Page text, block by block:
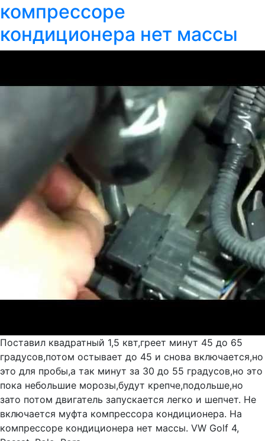
компрессоре
кондиционера нет массы
Поставил квадратный 1,5 квт,греет минут 45 до 65
градусов,потом остывает до 45 и снова включается,но
это для пробы,а так минут за 30 до 55 градусов,но это
пока небольшие морозы,будут крепче,подольше,но
зато потом двигатель запускается легко и шепчет. Не
включается муфта компрессора кондиционера. На
компрессоре кондиционера нет массы. VW Golf 4,